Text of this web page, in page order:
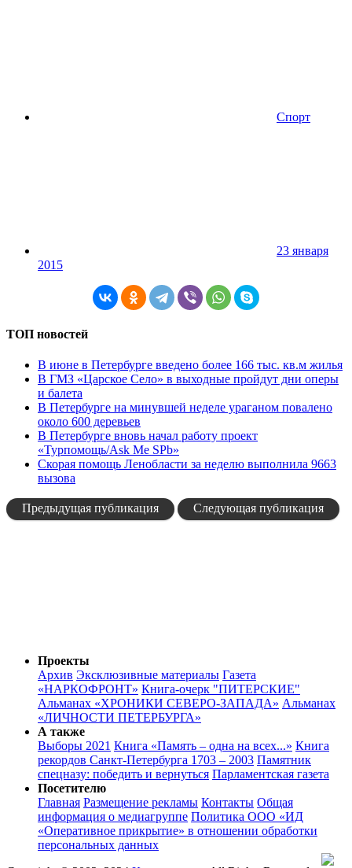
Спорт
23 января
2015
ТОП новостей
В июне в Петербурге введено более 166 тыс. кв.м жилья
В ГМЗ «Царское Село» в выходные пройдут дни оперы
и балета
В Петербурге на минувшей неделе ураганом повалено
около 600 деревьев
В Петербурге вновь начал работу проект
«Турпомощь/Ask Me SPb»
Скорая помощь Ленобласти за неделю выполнила 9663
вызова
Предыдущая публикация Следующая публикация
Проекты
Архив Эксклюзивные материалы Газета
«НАРКОФРОНТ» Книга-очерк "ПИТЕРСКИЕ"
Альманах «ХРОНИКИ СЕВЕРО-ЗАПАДА» Альманах
«ЛИЧНОСТИ ПЕТЕРБУРГА»
А также
Выборы 2021 Книга «Память – одна на всех...» Книга
рекордов Санкт-Петербурга 1703 – 2003 Памятник
спецназу: победить и вернуться Парламентская газета
Посетителю
Главная Размещение рекламы Контакты Общая
информация о медиагруппе Политика ООО «ИД
«Оперативное прикрытие» в отношении обработки
персональных данных